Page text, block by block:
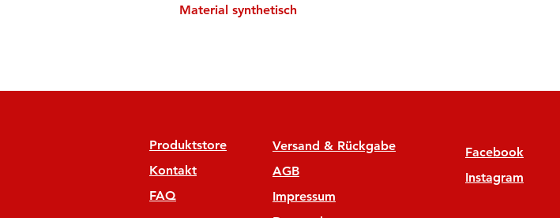
Material synthetisch
Produktstore
Kontakt
FAQ
Versand & Rückgabe
AGB
Impressum
Facebook
Instagram